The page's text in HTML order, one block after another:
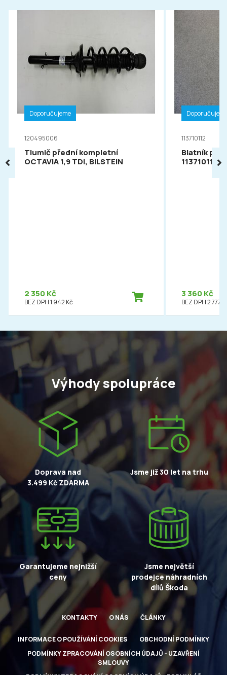
Doporučujeme
120495006
Tlumič přední kompletní
OCTAVIA 1,9 TDI, BILSTEIN
2 350 Kč
BEZ DPH 1 942 Kč
113710112
Blatník
113710112
3 360 Kč
BEZ DPH 2 777
Výhody spolupráce
Doprava nad
3.499 Kč ZDARMA
Jsme již 30 let na trhu
Garantujeme nejnižší
ceny
Jsme největší
prodejce náhradních
dílů Škoda
KONTAKTY O NÁS ČLÁNKY
INFORMACE O POUŽÍVÁNÍ COOKIES
OBCHODNÍ PODMÍNKY
PODMÍNKY ZPRACOVÁNÍ OSOBNÍCH ÚDAJŮ - UZAVŘENÍ
SMLOUVY